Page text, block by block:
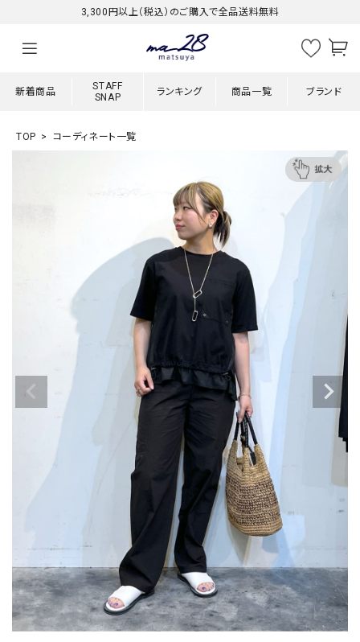
3,300円以上（税込）のご購入で全品送料無料
新着商品
STAFF
SNAP
ランキング 商品一覧 ブランド
TOP コーディネート一覧